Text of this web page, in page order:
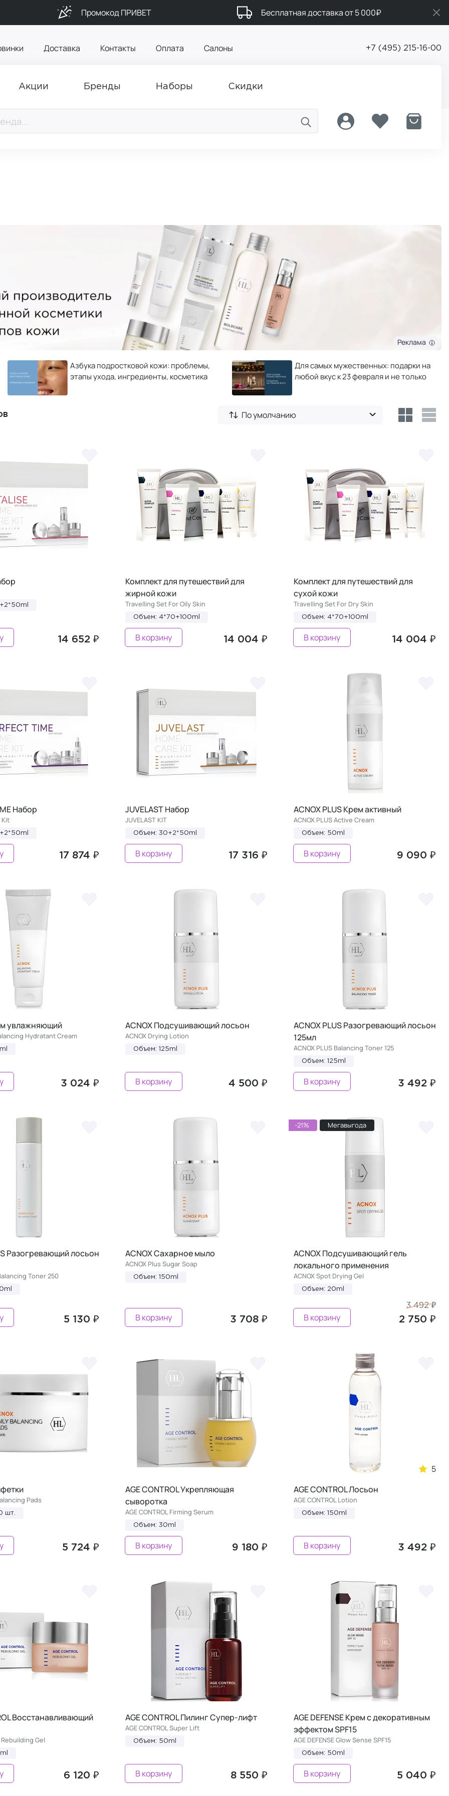
Промокод ПРИВЕТ Бесплатная доставка от 5 000₽
Доставка Контакты Оплата Салоны +7 (495) 215-16-00
Акции Бренды Наборы Скидки
Реклама
Азбука подростковой кожи: проблемы,
этапы ухода, ингредиенты, косметика
Для самых мужественных: подарки на
любой вкус к 23 февраля и не только
По умолчанию
14 652 ₽
Комплект для путешествий для
жирной кожи
Travelling Set For Oily Skin
Объем: 4*70+100ml
14 004 ₽
В корзину
Комплект для путешествий для
сухой кожи
Travelling Set For Dry Skin
Объем: 4*70+100ml
14 004 ₽
В корзину
Набор
Kit
17 874 ₽
JUVELAST Набор
JUVELAST KIT
Объем: 30+2*50ml
17 316 ₽
В корзину
ACNOX PLUS Крем активный
ACNOX PLUS Active Cream
Объем: 50ml
9 090 ₽
В корзину
увлажняющий
Hydratant Cream
3 024 ₽
ACNOX Подсушивающий лосьон
ACNOX Drying Lotion
Объем: 125ml
4 500 ₽
В корзину
ACNOX PLUS Разогревающий лосьон
125мл
ACNOX PLUS Balancing Toner 125
Объем: 125ml
3 492 ₽
В корзину
Разогревающий лосьон
Toner 250
5 130 ₽
ACNOX Сахарное мыло
AСNOX Plus Sugar Soap
Объем: 150ml
3 708 ₽
В корзину
-21% Мегавыгода
ACNOX Подсушивающий гель
локального применения
ACNOX Spot Drying Gel
Объем: 20ml
3 492 ₽
2 750 ₽
В корзину
Pads
шт.
5 724 ₽
AGE CONTROL Укрепляющая
сыворотка
AGE CONTROL Firming Serum
Объем: 30ml
9 180 ₽
В корзину
5
AGE CONTROL Лосьон
AGE CONTROL Lotion
Объем: 150ml
3 492 ₽
В корзину
Восстанавливающий
Rebuilding Gel
6 120 ₽
AGE CONTROL Пилинг Супер-лифт
AGE CONTROL Super Lift
Объем: 50ml
8 550 ₽
В корзину
AGE DEFENSE Крем с декоративным
эффектом SPF15
AGE DEFENSE Glow Sense SPF15
Объем: 50ml
5 040 ₽
В корзину